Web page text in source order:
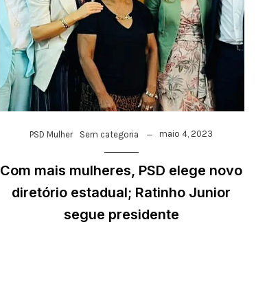
PSD Mulher Sem categoria maio 4, 2023
Com mais mulheres, PSD elege novo
diretório estadual; Ratinho Junior
segue presidente